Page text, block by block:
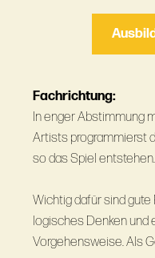
Fachrichtung:
In enger Abstimmung
Artists programmierst
so das Spiel entstehen.
Wichtig dafür sind
logisches Denken und
Vorgehensweise. Als